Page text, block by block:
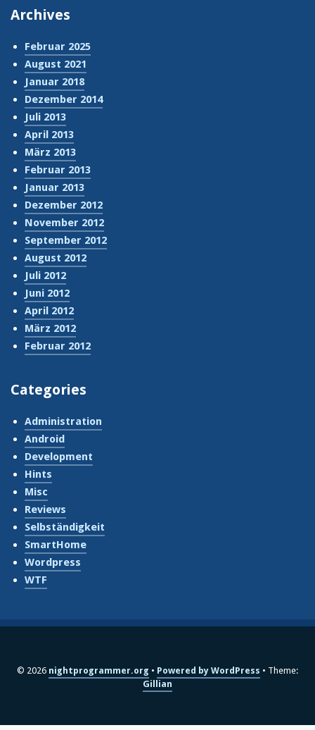
Archives
Februar 2025
August 2021
Januar 2018
Dezember 2014
Juli 2013
April 2013
März 2013
Februar 2013
Januar 2013
Dezember 2012
November 2012
September 2012
August 2012
Juli 2012
Juni 2012
April 2012
März 2012
Februar 2012
Categories
Administration
Android
Development
Hints
Misc
Reviews
Selbständigkeit
SmartHome
Wordpress
WTF
© 2026 nightprogrammer.org Powered by WordPress
Theme:
Gillian